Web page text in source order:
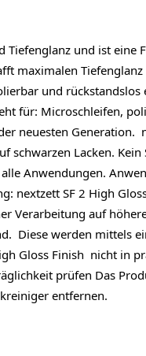
und ist eine
maximalen
und rückstandslos
für: Microschleifen,
neuesten Generation.
schwarzen Lacken.
Anwendungen.
nextzett SF 2 High
Verarbeitung auf
Diese werden mittels
Gloss Finish nicht in
prüfen Das
entfernen.